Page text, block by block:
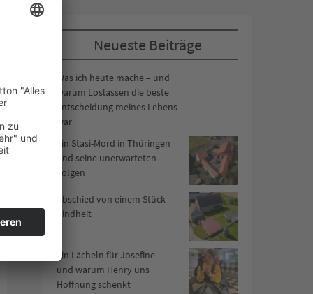
Neueste Beiträge
Was ich heute mache – und
warum Loslassen die beste
Entscheidung meines Lebens
war
Ein Stasi-Mord in Thüringen
und seine unerwarteten
Folgen
Abschied von einem Stück
Kindheit
Ein Lächeln für Josefine –
und warum Henry uns
Hoffnung schenkt